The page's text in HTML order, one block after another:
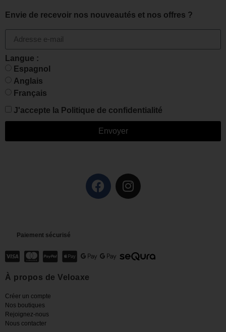
Envie de recevoir nos nouveautés et nos offres ?
Langue :
Espagnol
Anglais
Français
J'accepte la Politique de confidentialité
Envoyer
Paiement sécurisé
À propos de Veloaxe
Créer un compte
Nos boutiques
Rejoignez-nous
Nous contacter